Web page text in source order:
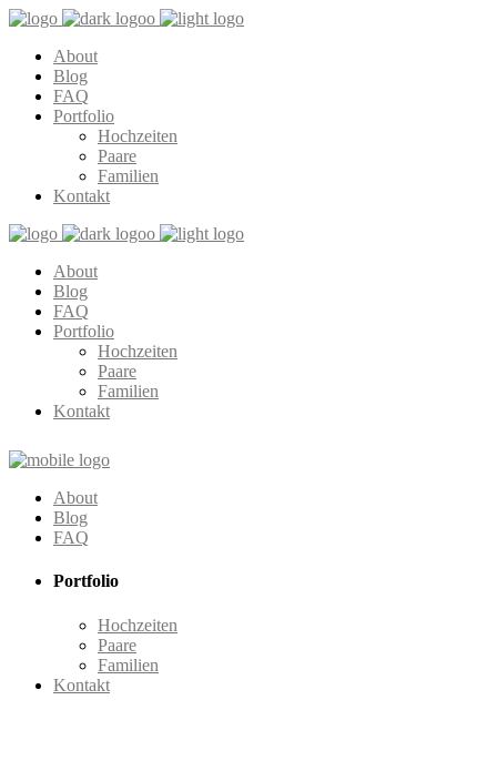
About
Blog
FAQ
Portfolio
Hochzeiten
Paare
Familien
Kontakt
About
Blog
FAQ
Portfolio
Hochzeiten
Paare
Familien
Kontakt
About
Blog
FAQ
Portfolio
Hochzeiten
Paare
Familien
Kontakt